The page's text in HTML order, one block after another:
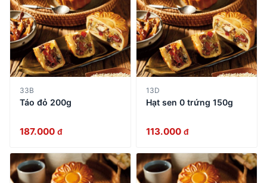
33B
Táo đỏ 200g
187.000 đ
13D
Hạt sen 0 trứng 150g
113.000 đ